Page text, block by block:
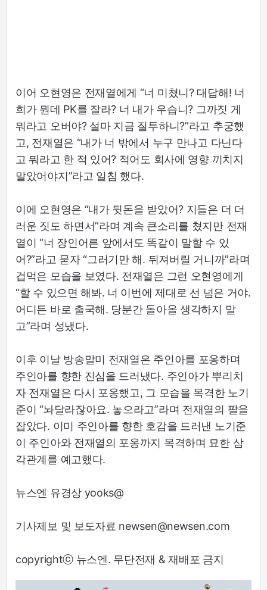
이어 오현영은 전재열에게 “너 미쳤니? 대답해! 너
희가 뭔데 PK를 잘라? 너 내가 우습니? 그까짓 게
뭐라고 오버야? 설마 지금 질투하니?”라고 추궁했
고, 전재열은 “내가 너 밖에서 누구 만나고 다닌다
고 뭐라고 한 적 있어? 적어도 회사에 영향 끼치지
말았어야지”라고 일침 했다.
이에 오현영은 “내가 뒷돈을 받았어? 지들은 더 더
러운 짓도 하면서”라며 계속 큰소리를 쳤지만 전재
열이 “너 장인어른 앞에서도 똑같이 말할 수 있
어?”라고 묻자 “그러기만 해. 뒤져버릴 거니까”라며
겁먹은 모습을 보였다. 전재열은 그런 오현영에게
“할 수 있으면 해봐. 너 이번에 제대로 선 넘은 거야.
어디든 바로 출국해. 당분간 돌아올 생각하지 말
고”라며 성냈다.
이후 이날 방송말미 전재열은 주인아를 포옹하며
주인아를 향한 진심을 드러냈다. 주인아가 뿌리치
자 전재열은 다시 포옹했고, 그 모습을 목격한 노기
준이 “놔달라잖아요. 놓으라고”라며 전재열의 팔을
잡았다. 이미 주인아를 향한 호감을 드러낸 노기준
이 주인아와 전재열의 포옹까지 목격하며 묘한 삼
각관계를 예고했다.
뉴스엔 유경상 yooks@
기사제보 및 보도자료 newsen@newsen.com
copyrightⓒ 뉴스엔. 무단전재 & 재배포 금지